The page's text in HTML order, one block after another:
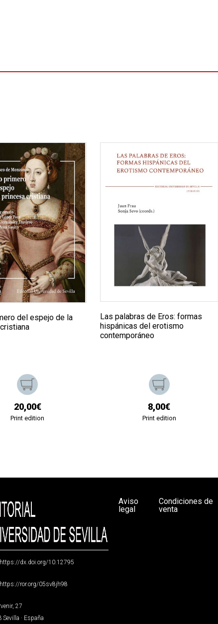
del espejo de la
20,00€
Print edition
Las palabras de Eros: formas
hispánicas del erotismo
contemporáneo
8,00€
Print edition
https://dx.doi.org/10.12795
https://ror.org/05sv8jh98
27
· España
Aviso
legal
Condiciones de
venta